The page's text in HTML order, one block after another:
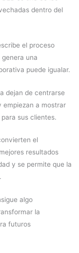
dentro del
el proceso
una
puede igualar.
dejan de centrarse
empiezan a mostrar
sus clientes.
el
resultados
y se permite que la
algo
la
futuros